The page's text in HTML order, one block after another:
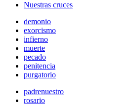
Nuestras cruces
demonio
exorcismo
infierno
muerte
pecado
penitencia
purgatorio
padrenuestro
rosario